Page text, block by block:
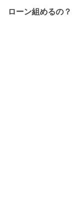
ローン組めるの？